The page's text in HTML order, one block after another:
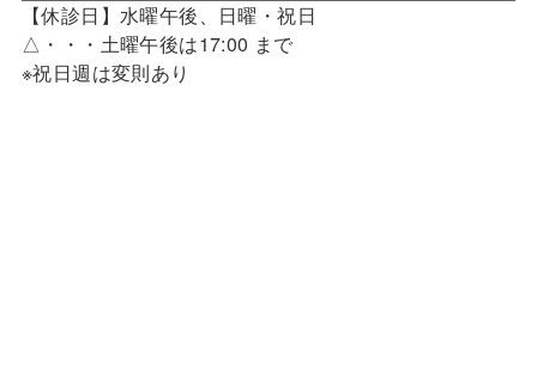
【休診日】水曜午後、日曜・祝日
△・・・土曜午後は17:00 まで
※祝日週は変則あり